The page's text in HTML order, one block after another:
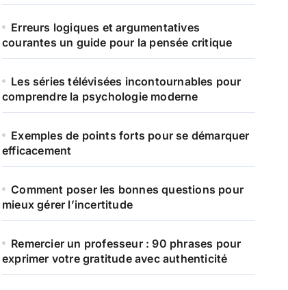
Erreurs logiques et argumentatives
courantes un guide pour la pensée critique
Les séries télévisées incontournables pour
comprendre la psychologie moderne
Exemples de points forts pour se démarquer
efficacement
Comment poser les bonnes questions pour
mieux gérer l’incertitude
Remercier un professeur : 90 phrases pour
exprimer votre gratitude avec authenticité